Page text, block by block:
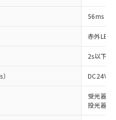
56ms
赤外LED
2s以下(
受光器:
投光器: